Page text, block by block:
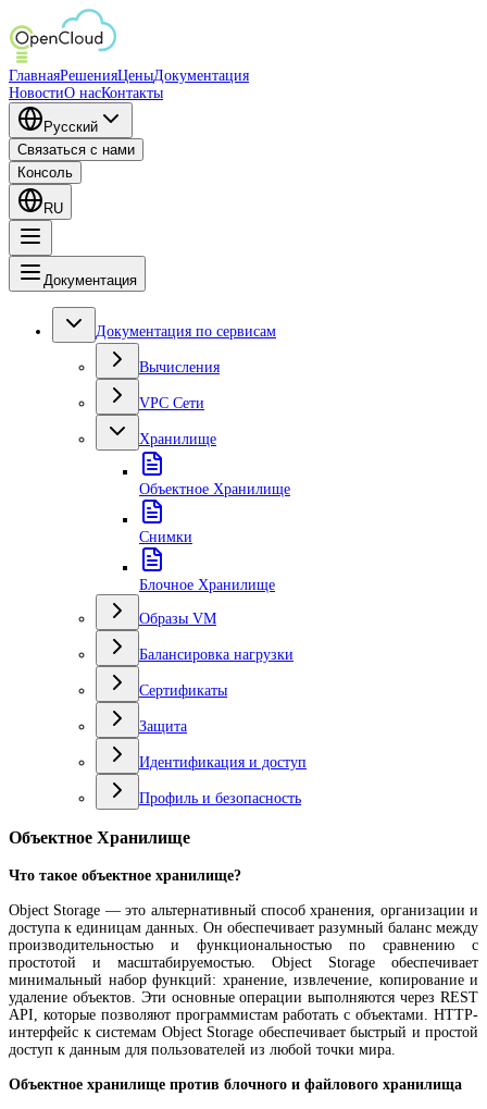
ГлавнаяРешенияЦеныДокументация
НовостиО насКонтакты
Русский
Связаться с нами
Консоль
RU
Документация
Документация по сервисам
Вычисления
VPC Сети
Хранилище
Объектное Хранилище
Снимки
Блочное Хранилище
Образы VM
Балансировка нагрузки
Сертификаты
Защита
Идентификация и доступ
Профиль и безопасность
Объектное Хранилище
Что такое объектное хранилище?
Object Storage — это альтернативный способ хранения, организации и
доступа к единицам данных. Он обеспечивает разумный баланс между
производительностью и функциональностью по сравнению с
простотой и масштабируемостью. Object Storage обеспечивает
минимальный набор функций: хранение, извлечение, копирование и
удаление объектов. Эти основные операции выполняются через REST
API, которые позволяют программистам работать с объектами. HTTP-
интерфейс к системам Object Storage обеспечивает быстрый и простой
доступ к данным для пользователей из любой точки мира.
Объектное хранилище против блочного и файлового хранилища